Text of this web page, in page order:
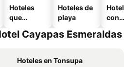
Hoteles
que
mascotas
Hoteles de
playa
con
Cayapas Esmeraldas
Hoteles en Tonsupa